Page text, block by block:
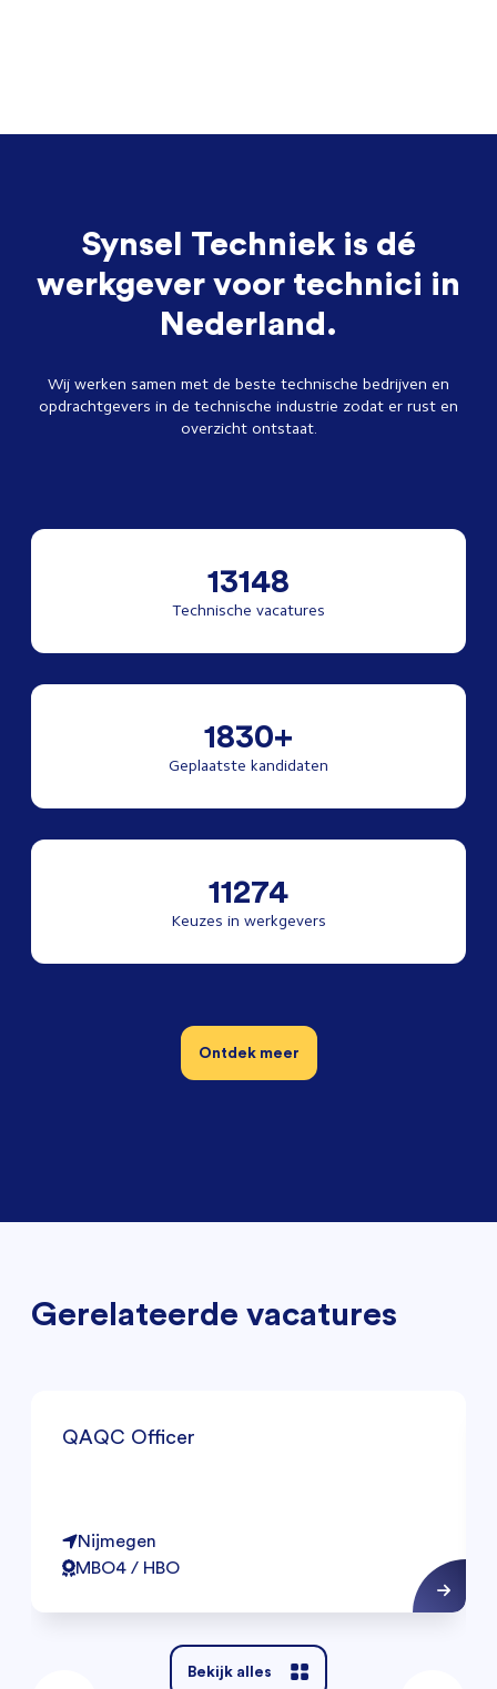
Synsel Techniek is dé
werkgever voor technici in
Nederland.
Wij werken samen met de beste technische bedrijven en
opdrachtgevers in de technische industrie zodat er rust en
overzicht ontstaat.
13148
Technische vacatures
1830+
Geplaatste kandidaten
11274
Keuzes in werkgevers
Ontdek meer
Gerelateerde vacatures
QAQC Officer
Nijmegen
MBO4 / HBO
Bekijk alles